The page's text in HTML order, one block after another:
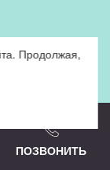
ПОЗВОНИТЬ
Продолжая,